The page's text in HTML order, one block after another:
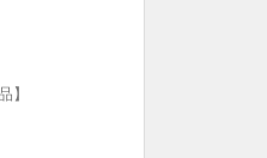
】